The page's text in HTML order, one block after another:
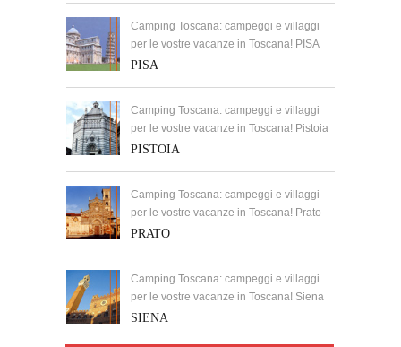
Camping Toscana: campeggi e villaggi
per le vostre vacanze in Toscana! PISA
PISA
Camping Toscana: campeggi e villaggi
per le vostre vacanze in Toscana! Pistoia
PISTOIA
Camping Toscana: campeggi e villaggi
per le vostre vacanze in Toscana! Prato
PRATO
Camping Toscana: campeggi e villaggi
per le vostre vacanze in Toscana! Siena
SIENA